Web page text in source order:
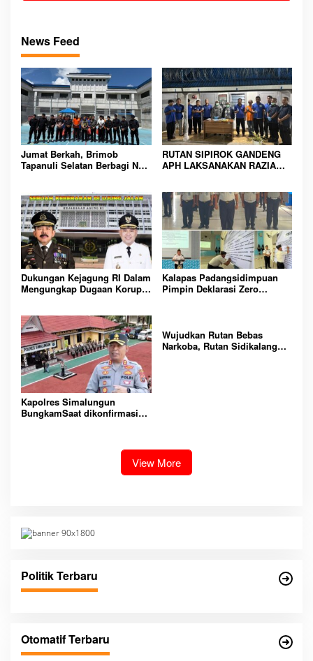
News Feed
Jumat Berkah, Brimob
Tapanuli Selatan Berbagi Nasi
RUTAN SIPIROK GANDENG
APH LAKSANAKAN RAZIA
LINGKUNGAN
PEMASYARAKATAN YANG
AMAN
Dukungan Kejagung RI Dalam
Mengungkap Dugaan Korupsi
Dan Tangkap!
Kalapas Padangsidimpuan
Pimpin Deklarasi Zero
Kapolres Simalungun
BungkamSaat dikonfirmasi
Dikecamatan gunung malela
Wujudkan Rutan Bebas
Narkoba, Rutan Sidikalang
View More
Politik Terbaru
Otomatif Terbaru